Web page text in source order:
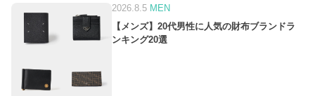
2026.8.5 MEN
【メンズ】20代男性に人気の財布ブランドラ
ンキング20選